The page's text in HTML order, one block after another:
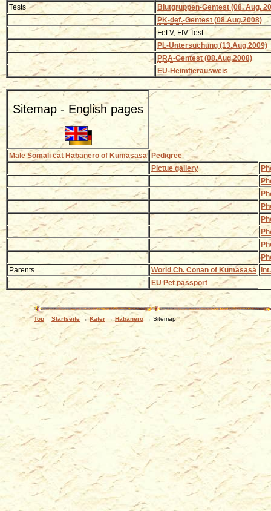
Tests
Blutgruppen-Gentest (08. Aug.
PK-def.-Gentest (08.Aug.2008)
FeLV, FIV-Test
PL-Untersuchung (13.Aug.2009)
PRA-Gentest (08.Aug.2008)
EU-Heimtierausweis
Sitemap - English pages
Male Somali cat Habanero of Kumasasa
Pedigree
Pictue gallery
Parents
World Ch. Conan of Kumasasa
EU Pet passport
Top Startseite →Kater →Habanero → Sitemap